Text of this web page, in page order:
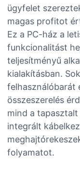
ügyfelet
magas profitot
Ez a PC-ház a
funkcionalitást
teljesítményű
kialakításban.
felhasználóbarát
összeszerelés
mind a
integrált
folyamatot.